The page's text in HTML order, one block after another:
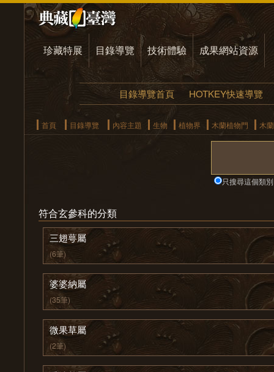
珍藏特展 目錄導覽 技術體驗 成果網站資源
目錄導覽首頁 HOTKEY快速導覽
首頁 目錄導覽 內容主題 生物 植物界 木蘭植物門 木
只搜尋這個類別
符合玄參科的分類
三翅萼屬
(6筆)
婆婆納屬
(35筆)
微果草屬
(2筆)